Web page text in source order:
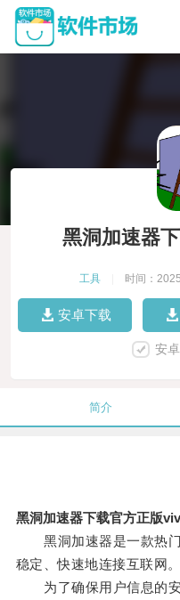
黑洞加速器
工具 时间：
安卓下载
安
简介
黑洞加速器下载官方正版
黑洞加速器是一款热门
稳定、快速地连接互联网。
为了确保用户信息的安